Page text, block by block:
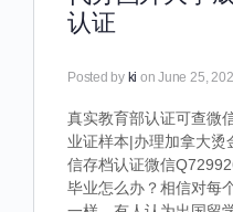
认证
Posted by ki on June 25,
真实教育部认证可查微
业证样本|办理加拿大烫
信存档认证微信
毕业怎么办？相信对每